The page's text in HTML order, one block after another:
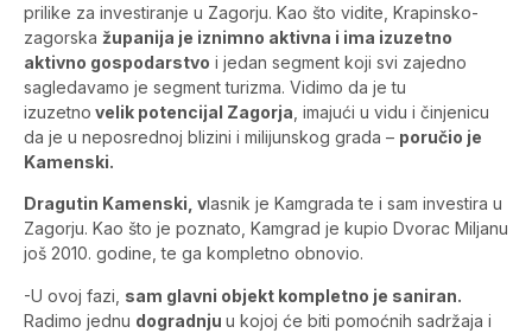
prilike za investiranje u Zagorju. Kao što vidite, Krapinsko-
zagorska županija je iznimno aktivna i ima izuzetno
aktivno gospodarstvo i jedan segment koji svi zajedno
sagledavamo je segment turizma. Vidimo da je tu
izuzetno velik potencijal Zagorja , imajući u vidu i činjenicu
da je u neposrednoj blizini i milijunskog grada – poručio je
Kamenski.
Dragutin Kamenski, vlasnik je Kamgrada te i sam investira u
Zagorju. Kao što je poznato, Kamgrad je kupio Dvorac Miljanu
još 2010. godine, te ga kompletno obnovio.
-U ovoj fazi, sam glavni objekt kompletno je saniran.
Radimo jednu dogradnju u kojoj će biti pomoćnih sadržaja i